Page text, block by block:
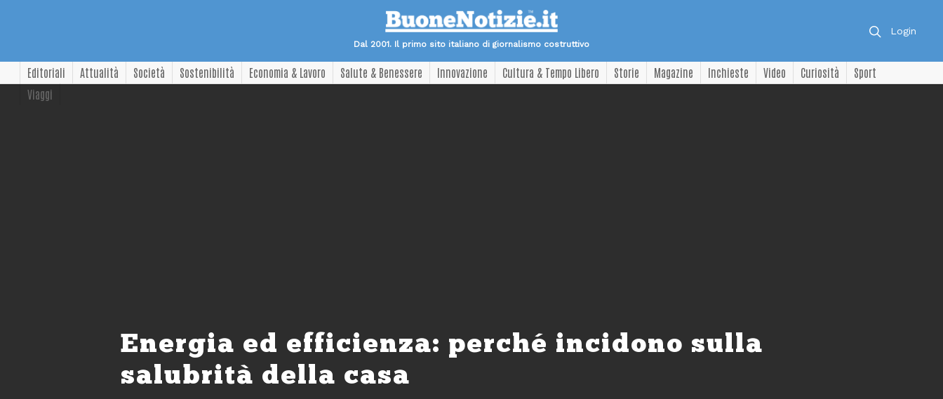
Dal 2001. Il primo sito italiano di giornalismo costruttivo
Login
Editoriali Attualità Società Sostenibilità Economia & Lavoro Salute & Benessere Innovazione Cultura & Tempo Libero Storie Magazine Inchieste Video Curiosità
Sport
Viaggi
Energia ed efficienza: perché incidono sulla
salubrità della casa